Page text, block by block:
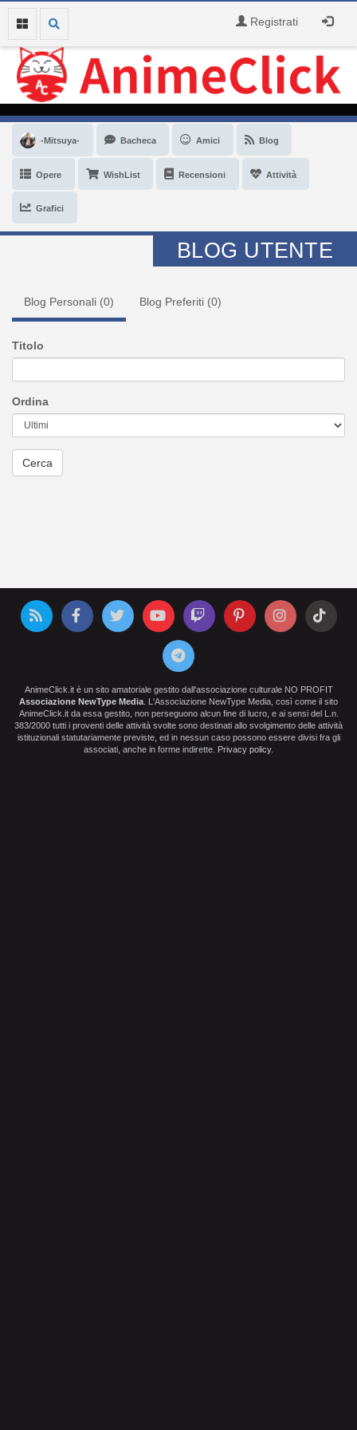
Registrati
-Mitsuya- Bacheca Amici Blog
Opere WishList Recensioni Attività
Grafici
BLOG UTENTE
Blog Personali (0) Blog Preferiti (0)
Titolo
Ordina
AnimeClick.it è un sito amatoriale gestito dall'associazione culturale NO PROFIT
Associazione NewType Media . L'Associazione NewType Media, così come il sito
AnimeClick.it da essa gestito, non perseguono alcun fine di lucro, e ai sensi del L.n.
383/2000 tutti i proventi delle attività svolte sono destinati allo svolgimento delle attività
istituzionali statutariamente previste, ed in nessun caso possono essere divisi fra gli
associati, anche in forme indirette. Privacy policy.